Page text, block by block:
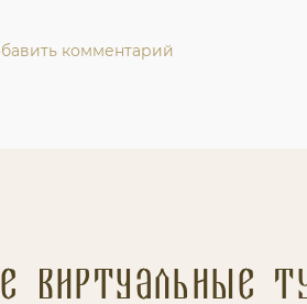
комментарий
Виртуальные